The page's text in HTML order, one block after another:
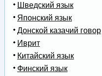
Шведский язык
Японский язык
Донской казачий говор
Иврит
Китайский язык
Финский язык